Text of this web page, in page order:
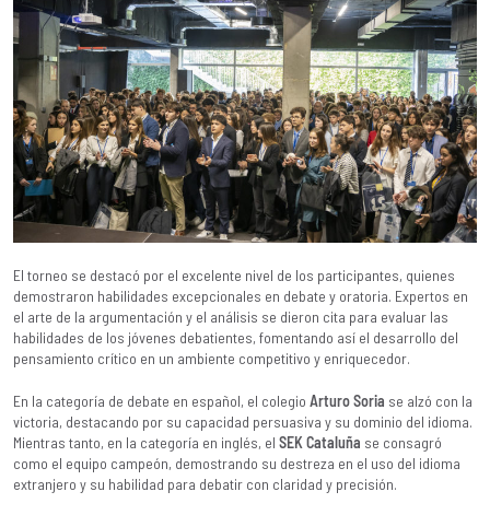
El torneo se destacó por el excelente nivel de los participantes, quienes
demostraron habilidades excepcionales en debate y oratoria. Expertos en
el arte de la argumentación y el análisis se dieron cita para evaluar las
habilidades de los jóvenes debatientes, fomentando así el desarrollo del
pensamiento crítico en un ambiente competitivo y enriquecedor.
En la categoría de debate en español, el colegio Arturo Soria se alzó con la
victoria, destacando por su capacidad persuasiva y su dominio del idioma.
Mientras tanto, en la categoría en inglés, el SEK Cataluña se consagró
como el equipo campeón, demostrando su destreza en el uso del idioma
extranjero y su habilidad para debatir con claridad y precisión.